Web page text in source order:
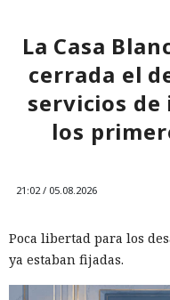
La Casa
cerrada el
servicios
los
21:02 / 05.08.2026
Poca libertad para los
ya estaban fijadas.